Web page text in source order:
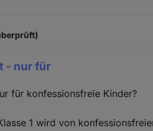
- nur für
für konfessionsfreie Kinder?
1 wird von